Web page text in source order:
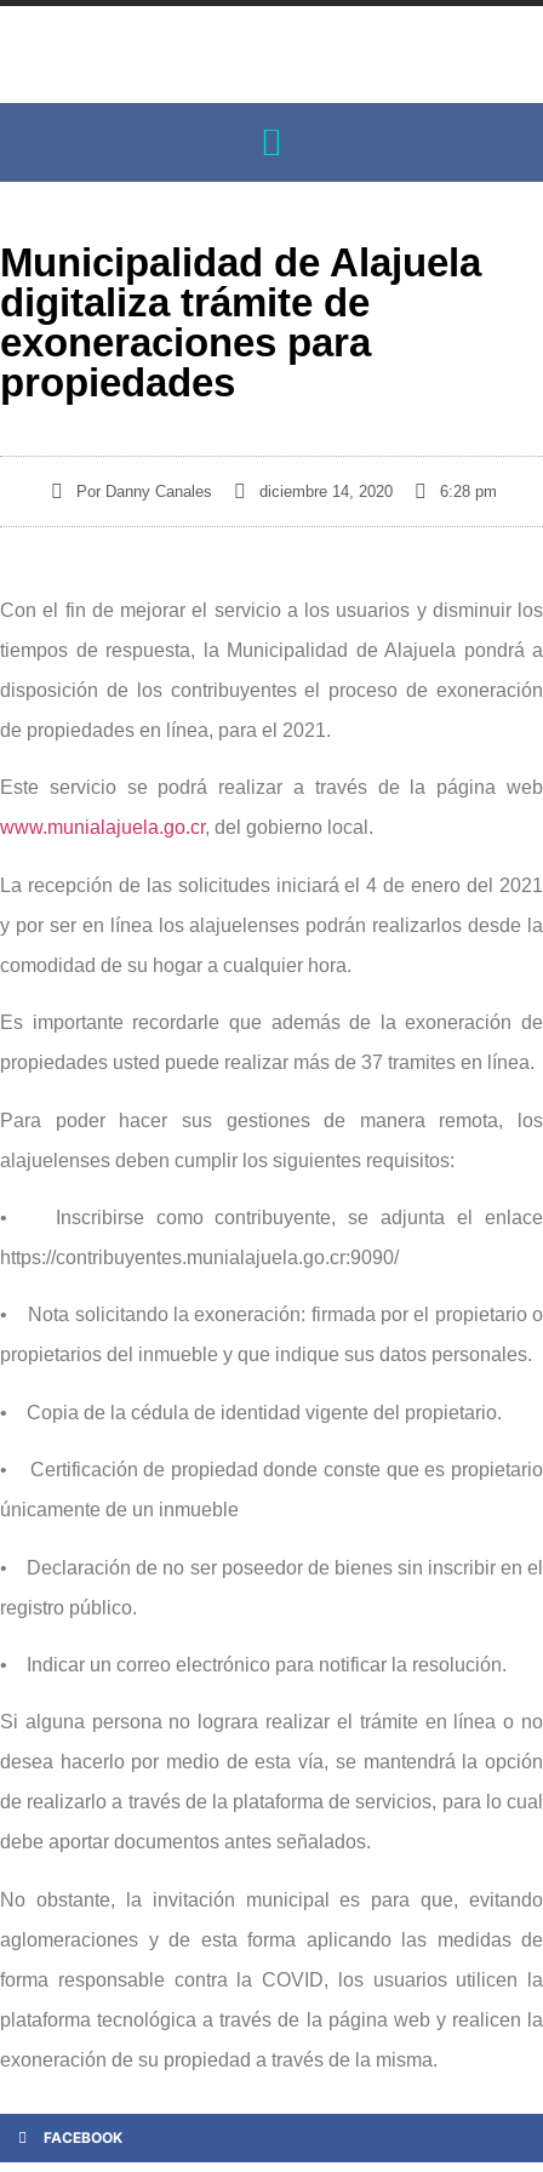
Municipalidad de Alajuela
digitaliza trámite de
exoneraciones para
propiedades
PorDanny Canales diciembre 14, 2020 6:28 pm
Con el fin de mejorar el servicio a los usuarios y disminuir los
tiempos de respuesta, la Municipalidad de Alajuela pondrá a
disposición de los contribuyentes el proceso de exoneración
de propiedades en línea, para el 2021.
Este servicio se podrá realizar a través de la página web
www.munialajuela.go.cr, del gobierno local.
La recepción de las solicitudes iniciará el 4 de enero del 2021
y por ser en línea los alajuelenses podrán realizarlos desde la
comodidad de su hogar a cualquier hora.
Es importante recordarle que además de la exoneración de
propiedades usted puede realizar más de 37 tramites en línea.
Para poder hacer sus gestiones de manera remota, los
alajuelenses deben cumplir los siguientes requisitos:
• Inscribirse como contribuyente, se adjunta el enlace
https://contribuyentes.munialajuela.go.cr:9090/
• Nota solicitando la exoneración: firmada por el propietario o
propietarios del inmueble y que indique sus datos personales.
• Copia de la cédula de identidad vigente del propietario.
• Certificación de propiedad donde conste que es propietario
únicamente de un inmueble
• Declaración de no ser poseedor de bienes sin inscribir en el
registro público.
• Indicar un correo electrónico para notificar la resolución.
Si alguna persona no lograra realizar el trámite en línea o no
desea hacerlo por medio de esta vía, se mantendrá la opción
de realizarlo a través de la plataforma de servicios, para lo cual
debe aportar documentos antes señalados.
No obstante, la invitación municipal es para que, evitando
aglomeraciones y de esta forma aplicando las medidas de
forma responsable contra la COVID, los usuarios utilicen la
plataforma tecnológica a través de la página web y realicen la
exoneración de su propiedad a través de la misma.
FACEBOOK